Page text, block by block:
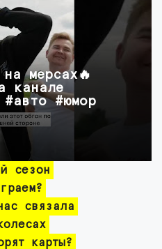
мерсах🔥
канале
#авто #юмор
сезон
связала
карты?